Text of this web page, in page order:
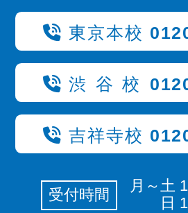
東京本校
渋谷校
吉祥寺校
受付時間
月～土
日